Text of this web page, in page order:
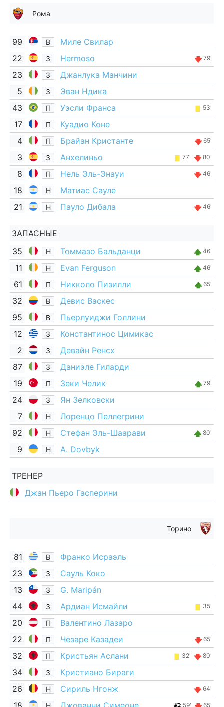
Рома
99 В
Миле Свилар
22
З Hermoso 79'
23 З
Джанлука Манчини
5
З
Эван Ндика
43
П Уэсли Франса 53'
17 П
Куадио Коне
4
П Брайан Кристанте 65'
3 З Анхелиньо 77' 80'
8 П Нель Эль-Энауи 46'
18 Н
Матиас Сауле
21
Н Пауло Дибала 46'
ЗАПАСНЫЕ
35
Н Томмазо Бальданци 46'
11 Н Evan Ferguson 46'
61 П Никколо Пизилли 65'
32 В
Девис Васкес
95
В
Пьерлуиджи Голлини
12
З
Константинос Цимикас
2
З
Девайн Ренсх
87
З
Даниэле Гиларди
19
П Зеки Челик 79'
24 З
Ян Зелковски
7
Н
Лоренцо Пеллегрини
92
Н Стефан Эль-Шаарави 80'
9 Н A. Dovbyk
ТРЕНЕР
Джан Пьеро Гасперини
Торино
81 В
Франко Исраэль
23
З
Сауль Коко
13
З
G. Maripán
44
З Ардиан Исмайли 35'
20 П
Валентино Лазаро
22
П Чезаре Казадеи 65'
32 П Кристьян Аслани 32' 80'
34 З
Кристиано Бираги
26
Н Сириль Нгонж 64'
59' 65'